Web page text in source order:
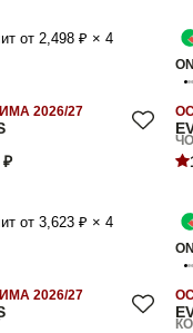
от 2,498 ₽ × 4
2026/27
₽
от 3,623 ₽ × 4
2026/27